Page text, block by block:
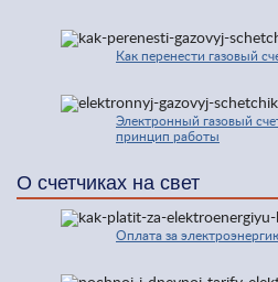
Как перенести газовый
Электронный газовый
принцип работы
О счетчиках на свет
Оплата за